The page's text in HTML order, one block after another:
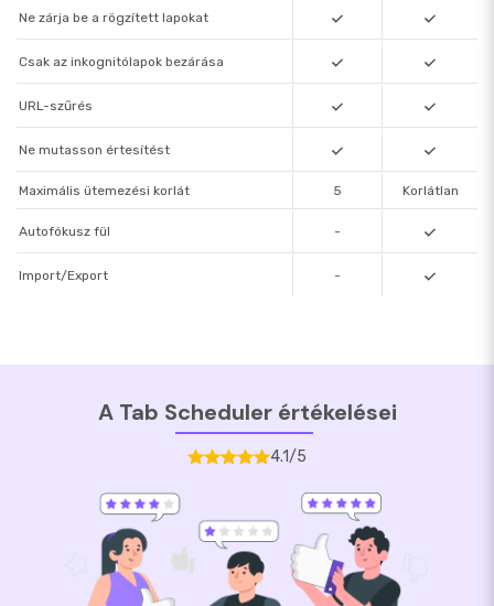
kor
Ne zárja be a rögzített lapokat
Csak az inkognitólapok bezárása
URL-szűrés
Ne mutasson értesítést
Maximális ütemezési korlát 5 Korlátlan
Autofókusz fül -
Import/Export -
A Tab Scheduler értékelései
4.1/5